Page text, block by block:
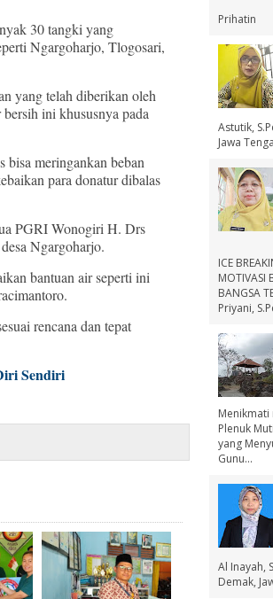
30 tangki yang
Ngargoharjo, Tlogosari,
yang telah diberikan oleh
ini khususnya pada
bisa meringankan beban
para donatur dibalas
PGRI Wonogiri H. Drs
Ngargoharjo.
bantuan air seperti ini
rencana dan tepat
Sendiri
Prihatin
Astutik,
Jawa
ICE
MOTIVASI
BANGSA
Priyani,
Plenuk
yang
Gunu...
Al Inayah,
Demak,